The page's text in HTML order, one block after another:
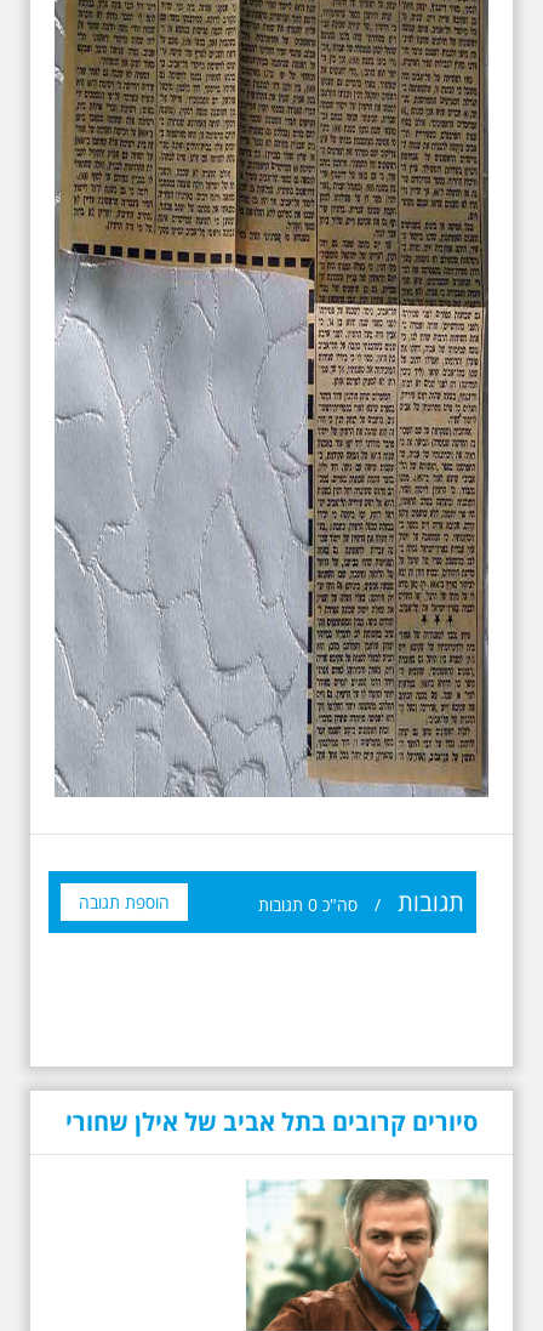
תגובות / סה"כ 0 תגובות הוספת תגובה
סיורים קרובים בתל אביב של אילן שחורי